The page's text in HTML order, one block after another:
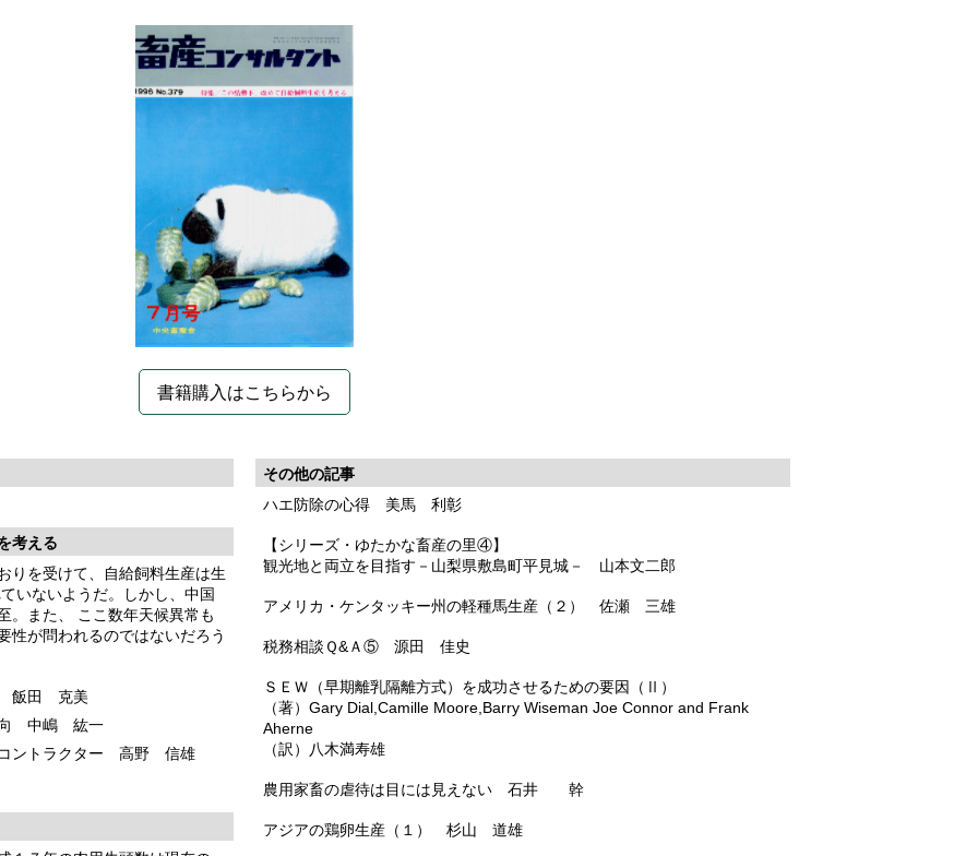
書籍購入はこちらから
考える
りを受けて、自給飼料生産は生
いないようだ。しかし、中国
。また、 ここ数年天候異常も
性が問われるのではないだろう
飯田 克美
向 中嶋 紘一
コントラクター 高野 信雄
その他の記事
ハエ防除の心得 美馬 利彰
【シリーズ・ゆたかな畜産の里④】
観光地と両立を目指す－山梨県敷島町平見城－ 山本文二郎
アメリカ・ケンタッキー州の軽種馬生産（２） 佐瀬 三雄
税務相談Ｑ&Ａ⑤ 源田 佳史
ＳＥＷ（早期離乳隔離方式）を成功させるための要因（Ⅱ）
（著）Gary Dial,Camille Moore,Barry Wiseman Joe Connor and Frank
Aherne
（訳）八木満寿雄
農用家畜の虐待は目には見えない 石井 幹
アジアの鶏卵生産（１） 杉山 道雄